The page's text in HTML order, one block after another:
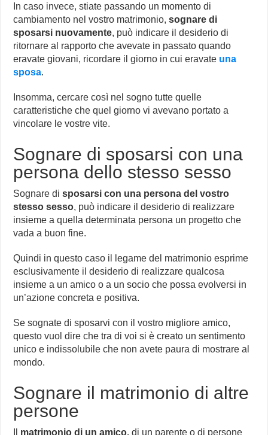
In caso invece, stiate passando un momento di
cambiamento nel vostro matrimonio,sognare di
sposarsi nuovamente, può indicare il desiderio di
ritornare al rapporto che avevate in passato quando
eravate giovani, ricordare il giorno in cui eravate una
sposa.
Insomma, cercare così nel sogno tutte quelle
caratteristiche che quel giorno vi avevano portato a
vincolare le vostre vite.
Sognare di sposarsi con una
persona dello stesso sesso
Sognare disposarsi con una persona del vostro
stesso sesso, può indicare il desiderio di realizzare
insieme a quella determinata persona un progetto che
vada a buon fine.
Quindi in questo caso il legame del matrimonio esprime
esclusivamente il desiderio di realizzare qualcosa
insieme a un amico o a un socio che possa evolversi in
un’azione concreta e positiva.
Se sognate di sposarvi con il vostro migliore amico,
questo vuol dire che tra di voi si è creato un sentimento
unico e indissolubile che non avete paura di mostrare al
mondo.
Sognare il matrimonio di altre
persone
matrimonio di un amico, di un parente o di persone